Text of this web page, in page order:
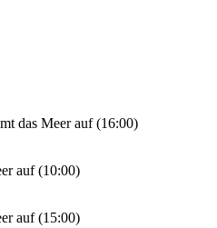
das Meer auf(16:00)
auf(10:00)
auf(15:00)